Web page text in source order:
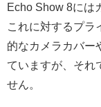
Echo Show 8には
これに対するプラ
的なカメラカバー
ていますが、それ
せん。